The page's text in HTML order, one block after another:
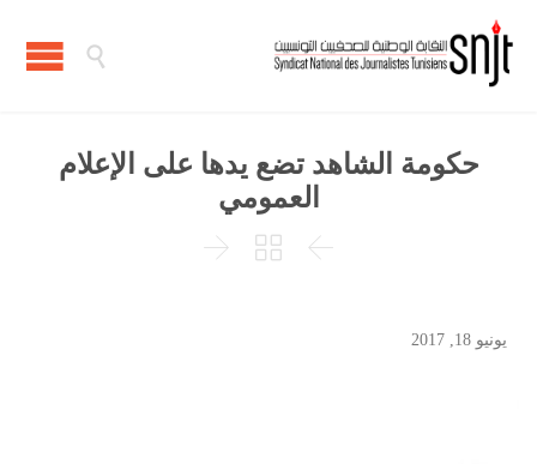

حكومة الشاهد تضع يدها على الإعلام
العمومي



يونيو 18, 2017